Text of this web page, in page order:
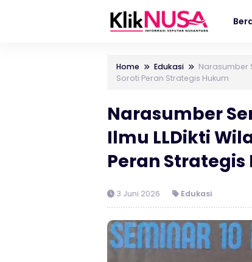
Home Edukasi
Narasumber
Soroti Peran Strategis Hukum
Narasumber
Ilmu LLDikti
Peran Strategis
3 Juni 2026 Edukasi